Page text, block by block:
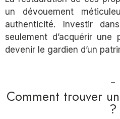
un dévouement
authenticité. Investir
seulement d’acquérir
devenir le gardien d’un
Comment trouver
?